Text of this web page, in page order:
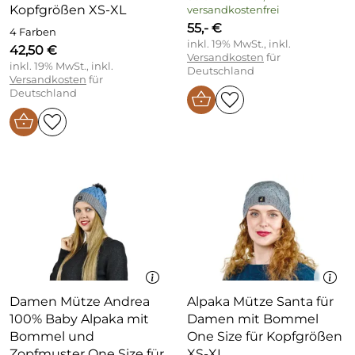
Kopfgrößen XS-XL
4 Farben
42,50 €
inkl. 19% MwSt., inkl.
Versandkosten für
Deutschland
versandkostenfrei
55,- €
inkl. 19% MwSt., inkl.
Versandkosten für
Deutschland
Damen Mütze Andrea
100% Baby Alpaka mit
Bommel und
Alpaka Mütze Santa für
Damen mit Bommel
One Size für Kopfgrößen